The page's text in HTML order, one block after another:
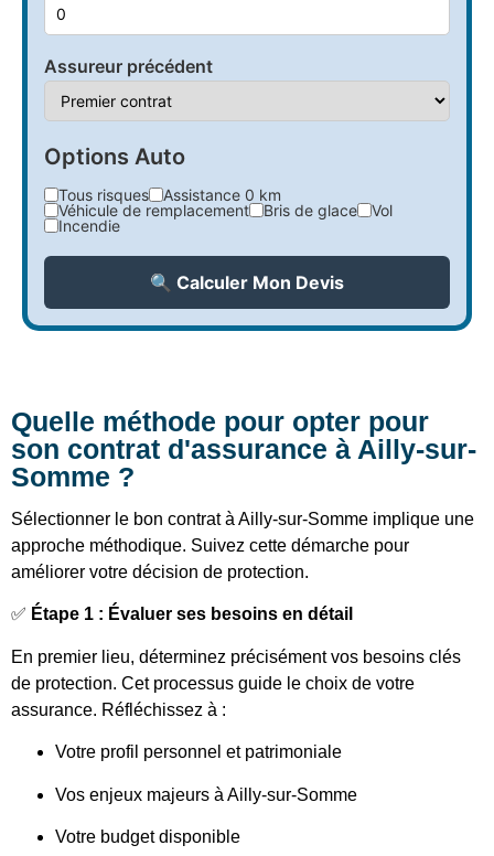
Assureur précédent
Options Auto
Tous risques
Assistance 0 km
Véhicule de remplacement
Bris de glace
Vol
Incendie
🔍 Calculer Mon Devis
Quelle méthode pour opter pour
son contrat d'assurance à Ailly-sur-
Somme ?
Sélectionner le bon contrat à Ailly-sur-Somme implique une
approche méthodique. Suivez cette démarche pour
améliorer votre décision de protection.
✅ Étape 1 : Évaluer ses besoins en détail
En premier lieu, déterminez précisément vos besoins clés
de protection. Cet processus guide le choix de votre
assurance. Réfléchissez à :
Votre profil personnel et patrimoniale
Vos enjeux majeurs à Ailly-sur-Somme
Votre budget disponible